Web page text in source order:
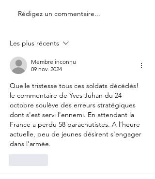
Le 14 juillet doit rester une
Rédigez un commentaire...
Les plus récents
Membre inconnu
09 nov. 2024
Quelle tristesse tous ces soldats décédés!
le commentaire de Yves Juhan du 24
octobre soulève des erreurs stratégiques
dont s'est servi l'ennemi. En attendant la
France a perdu 58 parachutistes. A l'heure
actuelle, peu de jeunes désirent s'engager
dans l'armée.